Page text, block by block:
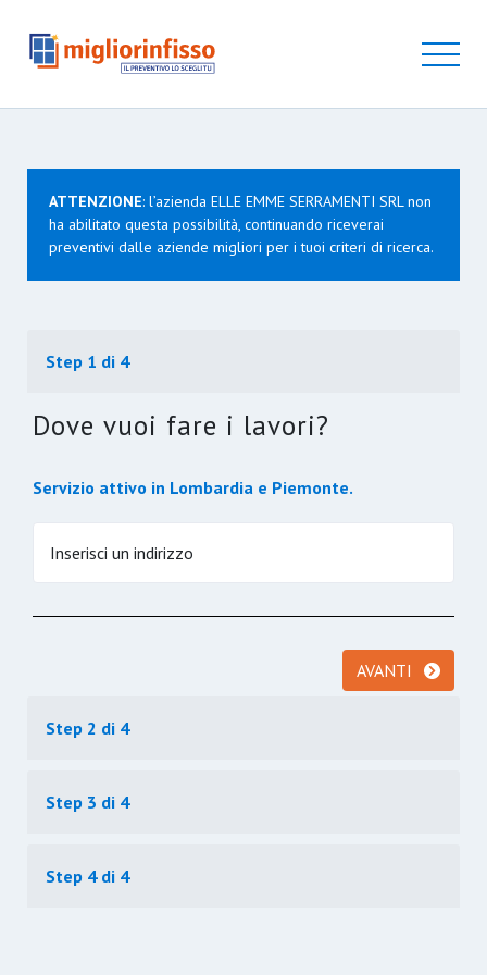
ATTENZIONE: l’azienda ELLE EMME SERRAMENTI SRL non
ha abilitato questa possibilità, continuando riceverai
preventivi dalle aziende migliori per i tuoi criteri di ricerca.
Step 1 di 4
Dove vuoi fare i lavori?
Servizio attivo in Lombardia e Piemonte.
Inserisci un indirizzo
AVANTI
Step 2 di 4
Step 3 di 4
Step 4 di 4